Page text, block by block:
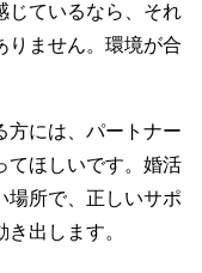
じているなら、それ
りません。環境が合
方には、パートナー
てほしいです。婚活
場所で、正しいサポ
出します。